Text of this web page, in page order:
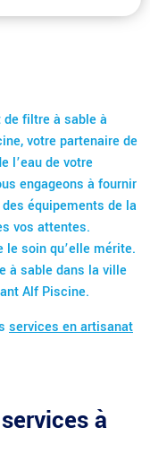
filtre à sable à
votre partenaire de
l’eau de votre
engageons à fournir
équipements de la
vos attentes.
le soin qu’elle mérite.
à sable dans la ville
Alf Piscine.
services en artisanat
à